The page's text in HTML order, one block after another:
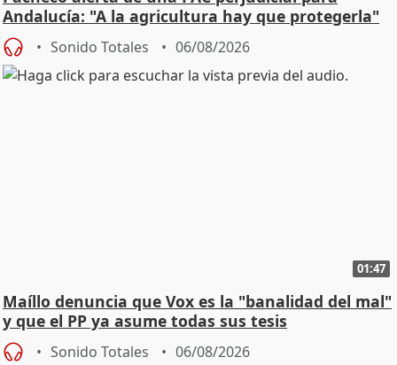
Andalucía: "A la agricultura hay que protegerla"
Sonido Totales 06/08/2026
01:47
Maíllo denuncia que Vox es la "banalidad del mal"
y que el PP ya asume todas sus tesis
Sonido Totales 06/08/2026